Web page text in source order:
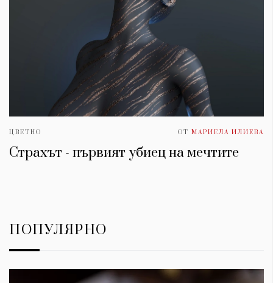
ЦВЕТНО ОТ МАРИЕЛА ИЛИЕВА
Страхът - първият убиец на мечтите
ПОПУЛЯРНО